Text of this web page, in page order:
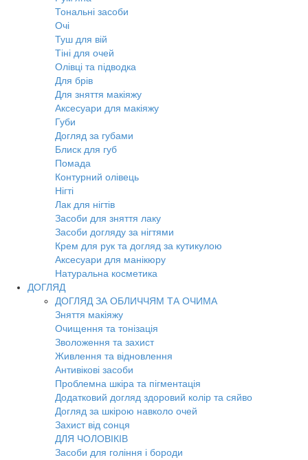
Тональні засоби
Очі
Туш для вій
Тіні для очей
Олівці та підводка
Для брів
Для зняття макіяжу
Аксесуари для макіяжу
Губи
Догляд за губами
Блиск для губ
Помада
Контурний олівець
Нігті
Лак для нігтів
Засоби для зняття лаку
Засоби догляду за нігтями
Крем для рук та догляд за кутикулою
Аксесуари для манікюру
Натуральна косметика
ДОГЛЯД
ДОГЛЯД ЗА ОБЛИЧЧЯМ ТА ОЧИМА
Зняття макіяжу
Очищення та тонізація
Зволоження та захист
Живлення та відновлення
Антивікові засоби
Проблемна шкіра та пігментація
Додатковий догляд здоровий колір та сяйво
Догляд за шкірою навколо очей
Захист від сонця
ДЛЯ ЧОЛОВІКІВ
Засоби для гоління і бороди